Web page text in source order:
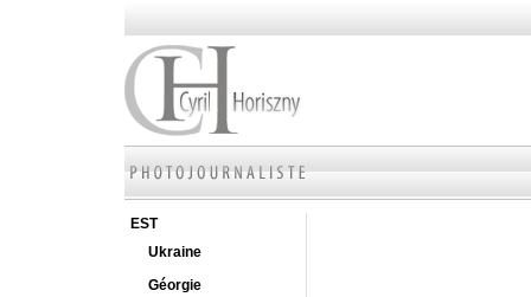
EST
Ukraine
Géorgie